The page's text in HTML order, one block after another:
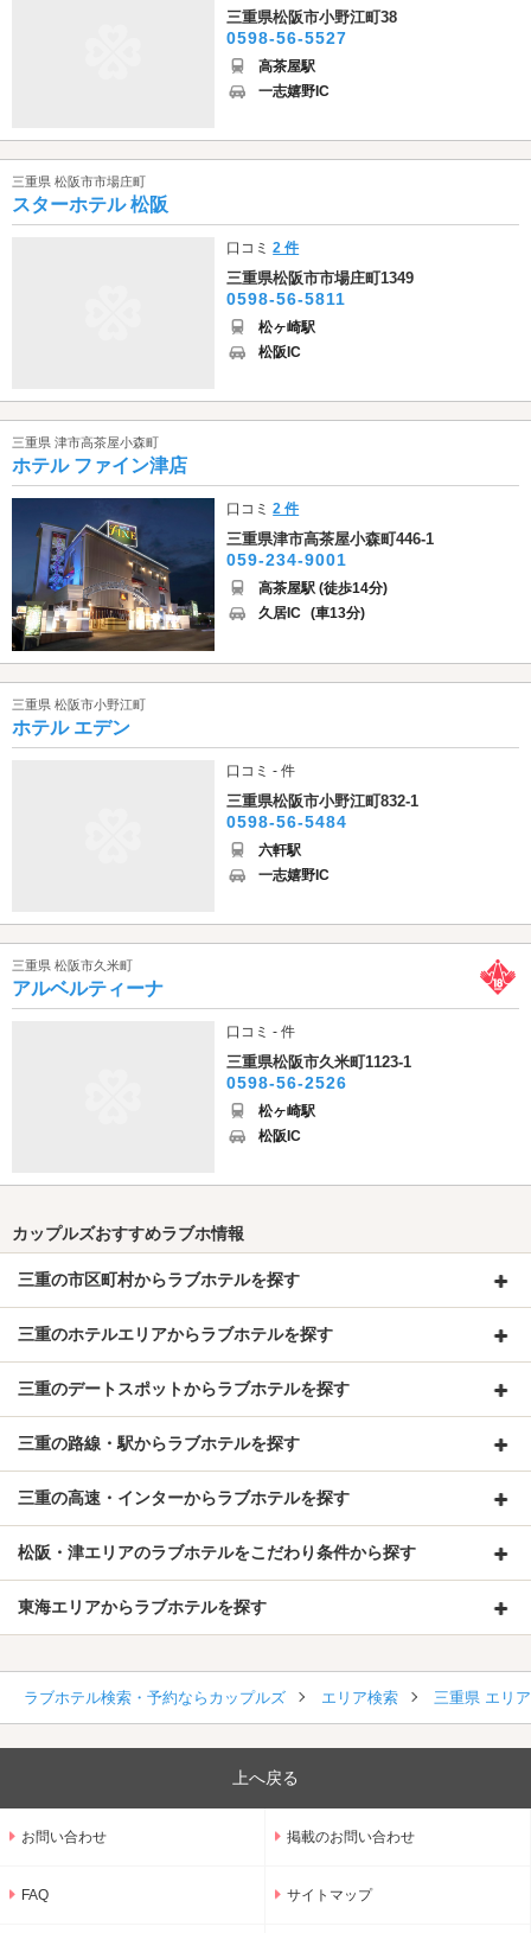
三重県松阪市小野江町38
0598-56-5527
高茶屋駅
一志嬉野IC
三重県 松阪市市場庄町
スターホテル 松阪
口コミ2 件
三重県松阪市市場庄町1349
0598-56-5811
松ヶ崎駅
松阪IC
三重県 津市高茶屋小森町
ホテル ファイン津店
口コミ2 件
三重県津市高茶屋小森町446-1
059-234-9001
高茶屋駅 (徒歩14分)
久居IC (車13分)
三重県 松阪市小野江町
ホテル エデン
口コミ - 件
三重県松阪市小野江町832-1
0598-56-5484
六軒駅
一志嬉野IC
三重県 松阪市久米町
アルベルティーナ
口コミ - 件
三重県松阪市久米町1123-1
0598-56-2526
松ヶ崎駅
松阪IC
カップルズおすすめラブホ情報
三重の市区町村からラブホテルを探す
三重のホテルエリアからラブホテルを探す
三重のデートスポットからラブホテルを探す
三重の路線・駅からラブホテルを探す
三重の高速・インターからラブホテルを探す
松阪・津エリアのラブホテルをこだわり条件から探す
東海エリアからラブホテルを探す
ラブホテル検索・予約ならカップルズ エリア検索 三重県 エリ
上へ戻る
お問い合わせ 掲載のお問い合わせ
FAQ サイトマップ